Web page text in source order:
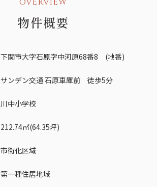
物件概要
下関市大字石原字中河原68番8 (地番)
サンデン交通 石原車庫前 徒歩5分
川中小学校
212.74㎡(64.35坪)
市街化区域
第一種住居地域